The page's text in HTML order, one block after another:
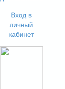
Вход в
личный
кабинет